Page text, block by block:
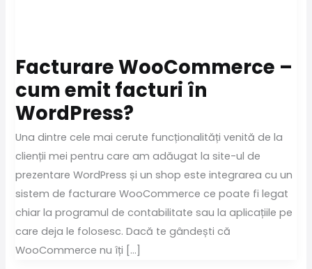
Facturare WooCommerce –
cum emit facturi în
WordPress?
Una dintre cele mai cerute funcționalități venită de la
clienții mei pentru care am adăugat la site-ul de
prezentare WordPress și un shop este integrarea cu un
sistem de facturare WooCommerce ce poate fi legat
chiar la programul de contabilitate sau la aplicațiile pe
care deja le folosesc. Dacă te gândești că
WooCommerce nu îți […]